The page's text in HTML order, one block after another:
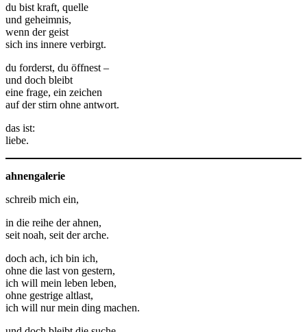
du bist kraft, quelle
und geheimnis,
wenn der geist
sich ins innere verbirgt.
du forderst, du öffnest –
und doch bleibt
eine frage, ein zeichen
auf der stirn ohne antwort.
das ist:
liebe.
ahnengalerie
schreib mich ein,
in die reihe der ahnen,
seit noah, seit der arche.
doch ach, ich bin ich,
ohne die last von gestern,
ich will mein leben leben,
ohne gestrige altlast,
ich will nur mein ding machen.